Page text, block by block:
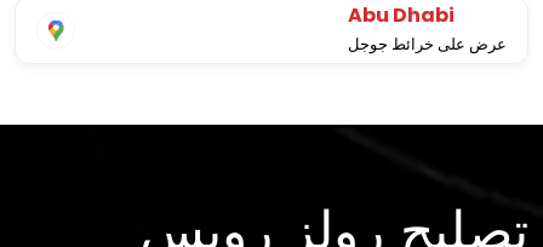
Abu Dhabi
عرض على خرائط جوجل
تصليح رولز رويس